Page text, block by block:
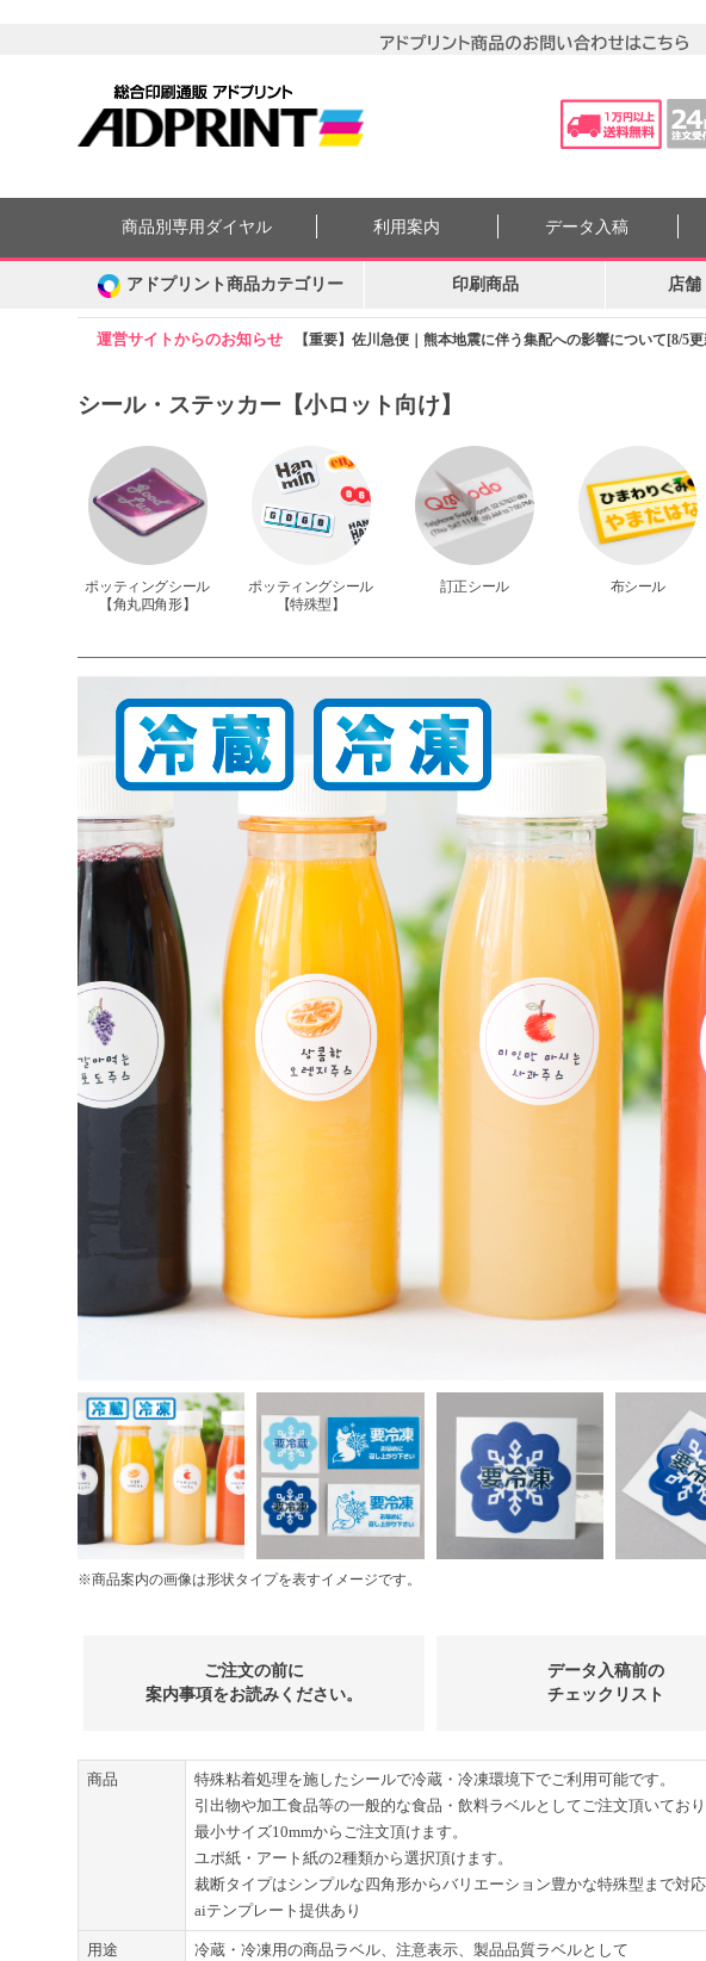
運営サイトからのお知らせ 【重要】佐川急便｜熊本地震に伴う集配への影響について[8/5
商品別専用ダイヤル 利用案内 データ入稿
アドプリント商品カテゴリー 印刷商品 店舗
シール・ステッカー【小ロット向け】
ポッティングシール
【角丸四角形】
ポッティングシール
【特殊型】
訂正シール 布シール
※商品案内の画像は形状タイプを表すイメージです。
ご注文の前に
案内事項をお読みください。
データ入稿前の
チェックリスト
商品
特殊粘着処理を施したシールで冷蔵・冷凍環境下でご利用可能です。
引出物や加工食品等の一般的な食品・飲料ラベルとしてご注文頂いており
最小サイズ10mmからご注文頂けます。
ユポ紙・アート紙の2種類から選択頂けます。
裁断タイプはシンプルな四角形からバリエーション豊かな特殊型まで対応
aiテンプレート提供あり
用途 冷蔵・冷凍用の商品ラベル、注意表示、製品品質ラベルとして